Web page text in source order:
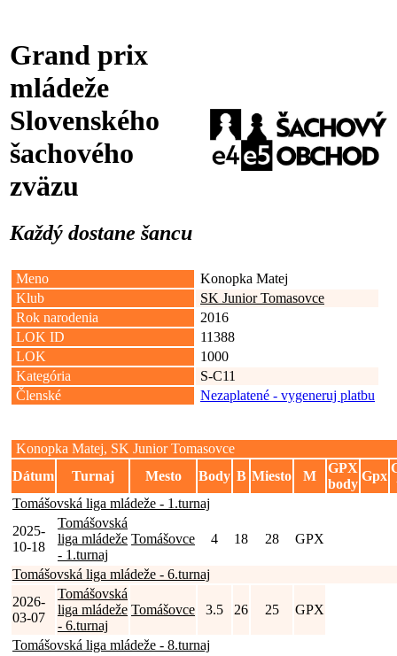
Grand prix
mládeže
Slovenského
šachového
zväzu
Každý dostane šancu
Meno
Konopka Matej
Klub
SK Junior Tomasovce
Rok narodenia
2016
LOK ID
11388
LOK
1000
Kategória
S-C11
Členské
Nezaplatené - vygeneruj platbu
Konopka Matej, SK Junior Tomasovce
Dátum
Turnaj Mesto Body B Miesto M
GPX
body
Gpx
Tomášovská liga mládeže - 1.turnaj
2025-
10-18
Tomášovská
liga mládeže
- 1.turnaj
Tomášovce 4 18 28 GPX
Tomášovská liga mládeže - 6.turnaj
2026-
03-07
Tomášovská
liga mládeže
- 6.turnaj
Tomášovce 3.5 26 25 GPX
Tomášovská liga mládeže - 8.turnaj